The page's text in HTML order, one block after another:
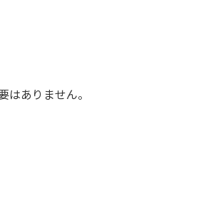
はありません。